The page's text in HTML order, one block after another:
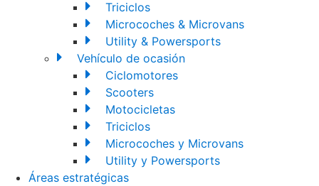
Triciclos
Microcoches & Microvans
Utility & Powersports
Vehículo de ocasión
Ciclomotores
Scooters
Motocicletas
Triciclos
Microcoches y Microvans
Utility y Powersports
Áreas estratégicas